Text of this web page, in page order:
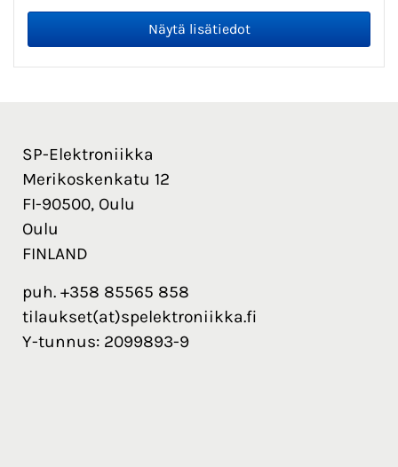
SP-Elektroniikka
Merikoskenkatu 12
FI-90500, Oulu
Oulu
FINLAND
puh. +358 85565 858
tilaukset(at)spelektroniikka.fi
Y-tunnus: 2099893-9